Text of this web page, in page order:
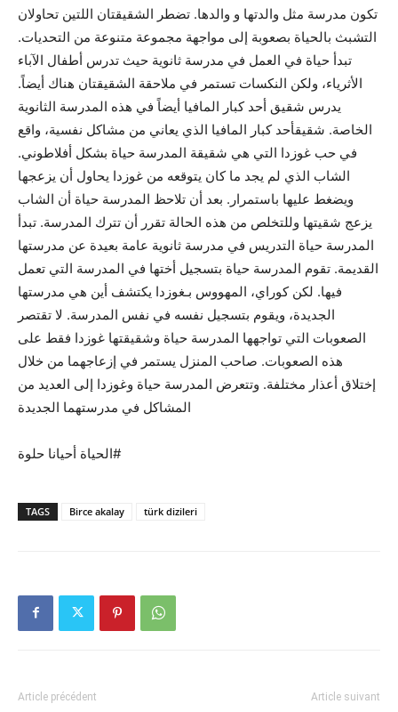
تكون مدرسة مثل والدتها و والدها. تضطر الشقيقتان اللتين تحاولان
التشبث بالحياة بصعوبة إلى مواجهة مجموعة متنوعة من التحديات.
تبدأ حياة في العمل في مدرسة ثانوية حيث تدرس أطفال الآباء
الأثرياء، ولكن النكسات تستمر في ملاحقة الشقيقتان هناك أيضاً.
يدرس شقيق أحد كبار المافيا أيضاً في هذه المدرسة الثانوية
الخاصة. شقيقأحد كبار المافيا الذي يعاني من مشاكل نفسية، واقع
في حب غوزدا التي هي شقيقة المدرسة حياة بشكل أفلاطوني.
الشاب الذي لم يجد ما كان يتوقعه من غوزدا يحاول أن يزعجها
ويضغط عليها باستمرار. بعد أن تلاحظ المدرسة حياة أن الشاب
يزعج شقيتها وللتخلص من هذه الحالة تقرر أن تترك المدرسة. تبدأ
المدرسة حياة التدريس في مدرسة ثانوية عامة بعيدة عن مدرستها
القديمة. تقوم المدرسة حياة بتسجيل أختها في المدرسة التي تعمل
فيها. لكن كوراي، المهووس بـغوزدا يكتشف أين هي مدرستها
الجديدة، ويقوم بتسجيل نفسه في نفس المدرسة. لا تقتصر
الصعوبات التي تواجهها المدرسة حياة وشقيقتها غوزدا فقط على
هذه الصعوبات. صاحب المنزل يستمر في إزعاجهما من خلال
إختلاق أعذار مختلفة. وتتعرض المدرسة حياة وغوزدا إلى العديد من
المشاكل في مدرستهما الجديدة
الحياة أحيانا حلوة#
TAGS Birce akalay türk dizileri
Article précédent Article suivant